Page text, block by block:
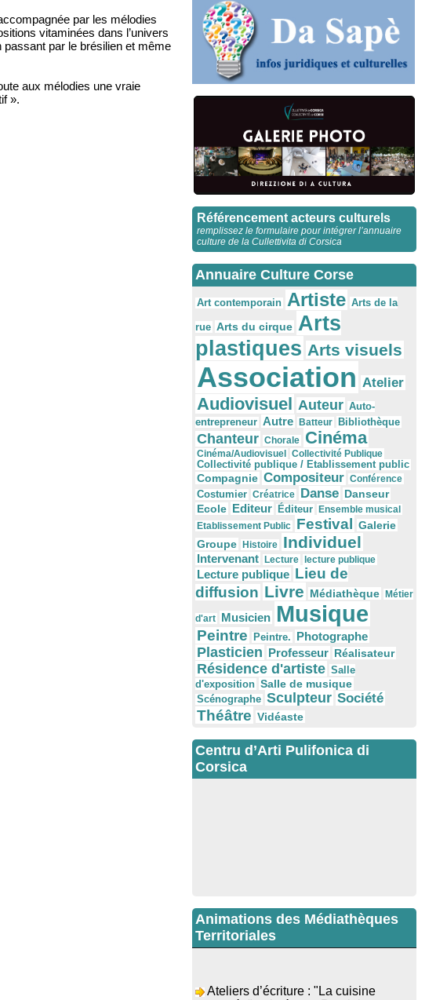
par les mélodies
vitaminées dans l’univers
par le brésilien et même
aux mélodies une vraie
».
Référencement acteurs culturels
remplissez le formulaire pour intégrer l’annuaire
culture de la Cullettivita di Corsica
Annuaire Culture Corse
Art contemporain Artiste Arts de la
rue Arts du cirque Arts
plastiques Arts visuels
Association Atelier
Audiovisuel Auteur Auto-
entrepreneur Autre Batteur Bibliothèque
Chanteur Chorale Cinéma
Cinéma/Audiovisuel
Collectivité Publique
Collectivité publique / Etablissement public
Compagnie Compositeur Conférence
Costumier Créatrice Danse Danseur
Ecole Editeur Éditeur
Ensemble musical
Etablissement Public Festival Galerie
Groupe
Histoire Individuel
Intervenant Lecture lecture publique
Lecture publique Lieu de
diffusion Livre Médiathèque Métier
d'art Musicien Musique
Peintre Peintre. Photographe
Plasticien Professeur Réalisateur
Résidence d'artiste Salle
d'exposition Salle de musique
Scénographe Sculpteur Société
Théâtre Vidéaste
Centru d’Arti Pulifonica di
Corsica
Animations des Médiathèques
Territoriales
retrouvée" animés par Dominique